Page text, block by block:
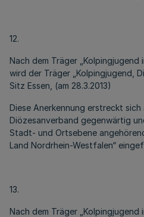
12.
Nach dem Träger „Kolpingjugend
wird der Träger „Kolpingjugend,
Sitz Essen, (am 28.3.2013)
Diese Anerkennung erstreckt
Diözesanverband gegenwärtig
Stadt- und Ortsebene
Land Nordrhein-Westfalen“
13.
Nach dem Träger „Kolpingjugend